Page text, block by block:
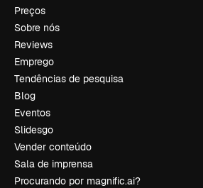
Preços
Sobre nós
Reviews
Emprego
Tendências de pesquisa
Blog
Eventos
Slidesgo
Vender conteúdo
Sala de imprensa
Procurando por magnific.ai?